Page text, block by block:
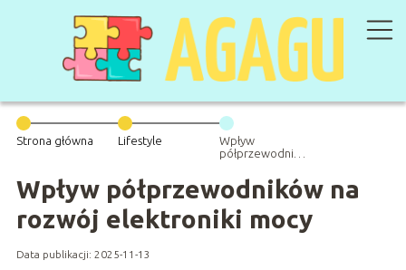
Strona główna Lifestyle
Wpływ
półprzewodników
elektroniki mocy
Wpływ półprzewodników na
rozwój elektroniki mocy
Data publikacji: 2025-11-13